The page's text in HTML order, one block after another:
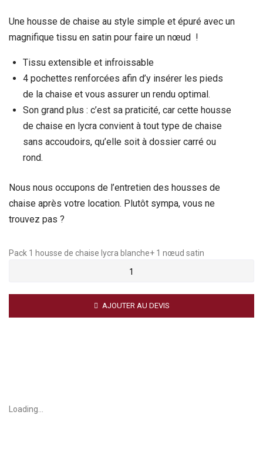
Une housse de chaise au style simple et épuré avec un
magnifique tissu en satin pour faire un nœud !
Tissu extensible et infroissable
4 pochettes renforcées afin d’y insérer les pieds
de la chaise et vous assurer un rendu optimal.
Son grand plus : c’est sa praticité, car cette housse
de chaise en lycra convient à tout type de chaise
sans accoudoirs, qu’elle soit à dossier carré ou
rond.
Nous nous occupons de l’entretien des housses de
chaise après votre location. Plutôt sympa, vous ne
trouvez pas ?
Pack 1 housse de chaise lycra blanche+ 1 nœud satin
AJOUTER AU DEVIS
Loading...